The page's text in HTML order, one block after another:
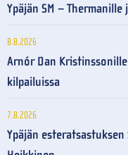
Ypäjän SM –
8.8.2026
Arnór Dan
kilpailuissa
7.8.2026
Ypäjän